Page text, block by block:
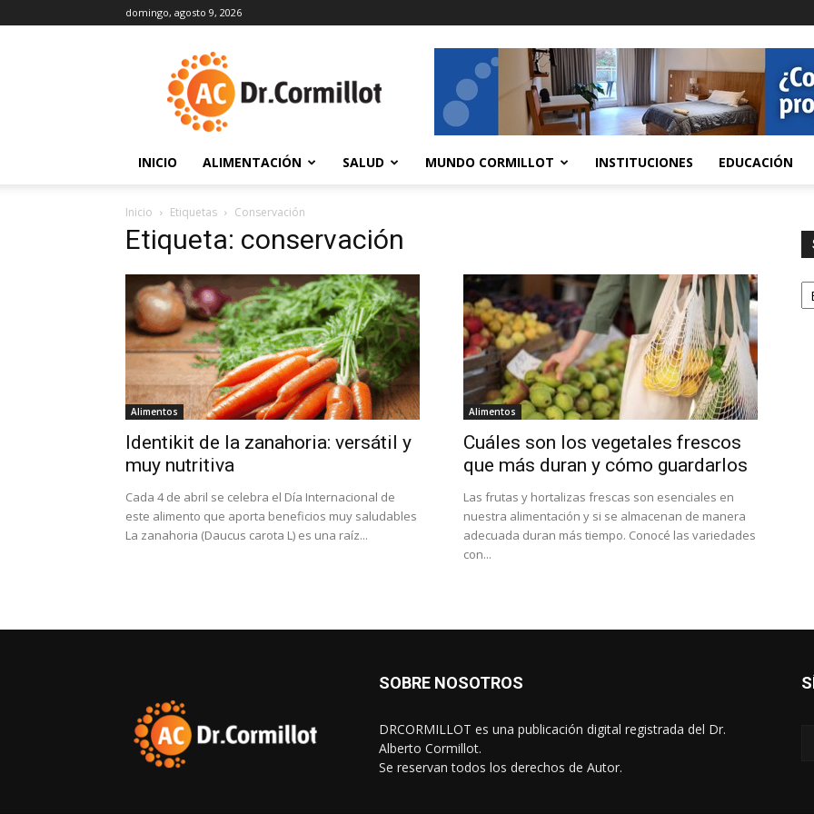
domingo, agosto 9, 2026
INICIO ALIMENTACIÓN SALUD MUNDO CORMILLOT INSTITUCIONES EDUCACIÓN
Inicio Etiquetas Conservación
Etiqueta: conservación
Alimentos
Identikit de la zanahoria: versátil y
muy nutritiva
Cada 4 de abril se celebra el Día Internacional de
este alimento que aporta beneficios muy saludables
La zanahoria (Daucus carota L) es una raíz...
Alimentos
Cuáles son los vegetales frescos
que más duran y cómo guardarlos
Las frutas y hortalizas frescas son esenciales en
nuestra alimentación y si se almacenan de manera
adecuada duran más tiempo. Conocé las variedades
con...
SOBRE NOSOTROS
DRCORMILLOT es una publicación digital registrada del Dr.
Alberto Cormillot.
Se reservan todos los derechos de Autor.